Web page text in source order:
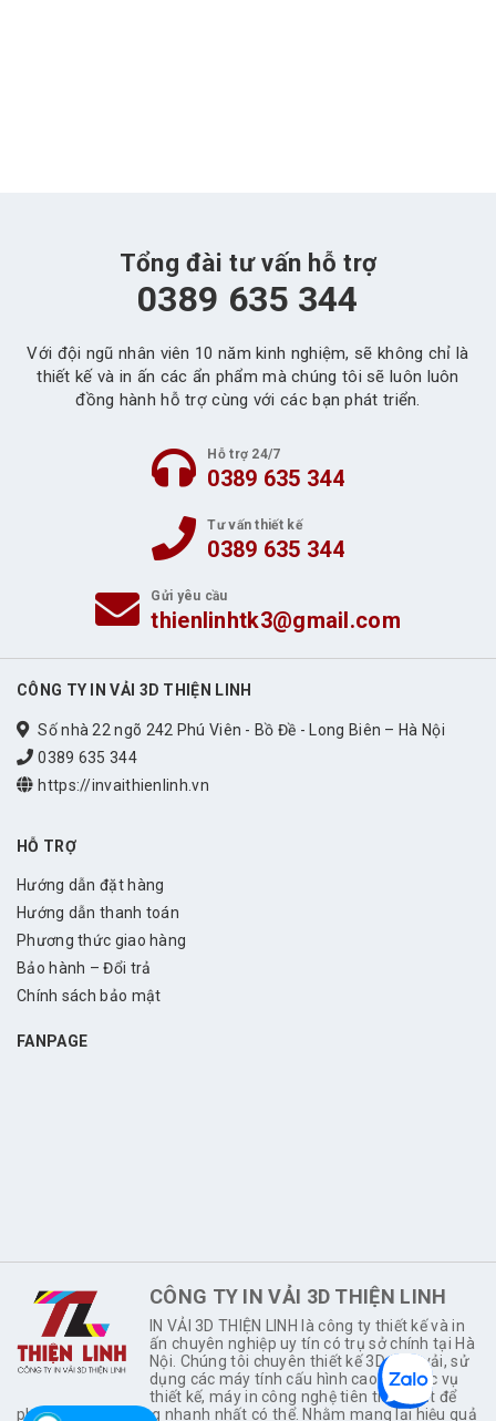
Tổng đài tư vấn hỗ trợ
0389 635 344
Với đội ngũ nhân viên 10 năm kinh nghiệm, sẽ không chỉ là
thiết kế và in ấn các ẩn phẩm mà chúng tôi sẽ luôn luôn
đồng hành hỗ trợ cùng với các bạn phát triển.
Hỗ trợ 24/7
0389 635 344
Tư vấn thiết kế
0389 635 344
Gửi yêu cầu
thienlinhtk3@gmail.com
CÔNG TY IN VẢI 3D THIỆN LINH
Số nhà 22 ngõ 242 Phú Viên - Bồ Đề - Long Biên – Hà Nội
0389 635 344
https://invaithienlinh.vn
HỖ TRỢ
Hướng dẫn đặt hàng
Hướng dẫn thanh toán
Phương thức giao hàng
Bảo hành – Đổi trả
Chính sách bảo mật
FANPAGE
CÔNG TY IN VẢI 3D THIỆN LINH
IN VẢI 3D THIỆN LINH là công ty thiết kế và in
ấn chuyên nghiệp uy tín có trụ sở chính tại Hà
Nội. Chúng tôi chuyên thiết kế 3D trên vải, sử
dụng các máy tính cấu hình cao để phục vụ
thiết kế, máy in công nghệ tiên tiến nhất để
phục vụ khách hàng nhanh nhất có thể. Nhằm mang lại hiệu quả